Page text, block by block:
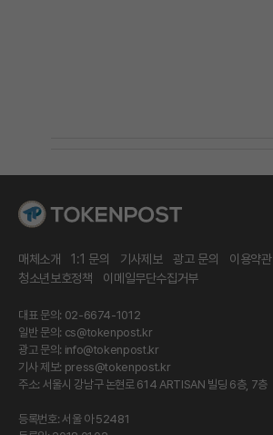
매체소개 1:1 문의 기사제보 광고 문의 이용약관
청소년보호정책
이메일무단수집거부
대표 문의: 02-6674-1012
일반 문의: cs@tokenpost.kr
광고 문의: info@tokenpost.kr
기사 제보: press@tokenpost.kr
주소: 서울시 강남구 논현로 614 ARTISAN 빌딩 6층, 7층
등록번호: 서울 아 52481